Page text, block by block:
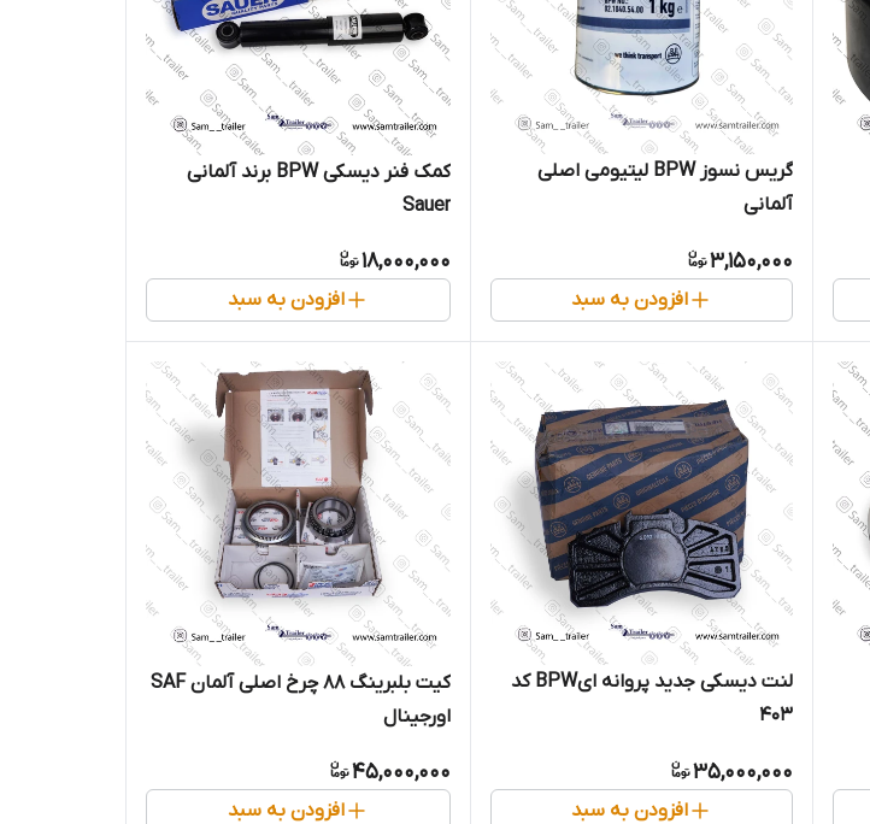
گریس نسوز BPW لیتیومی اصلی
آلمانی
3,150,000
افزودن به سبد
کمک فنر دیسکی BPW برند آلمانی
Sauer
18,000,000
افزودن به سبد
لنت دیسکی جدید پروانه ایBPW کد
403
35,000,000
افزودن به سبد
کیت بلبرینگ 88 چرخ اصلی آلمان SAF
اورجینال
45,000,000
افزودن به سبد